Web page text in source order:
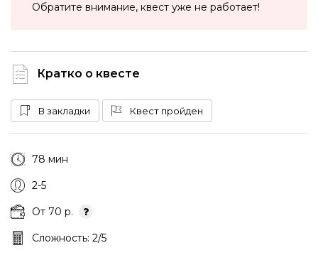
Обратите внимание, квест уже не работает!
Кратко о квесте
В закладки Квест пройден
78 мин
2-5
От 70 р.
Сложность: 2/5